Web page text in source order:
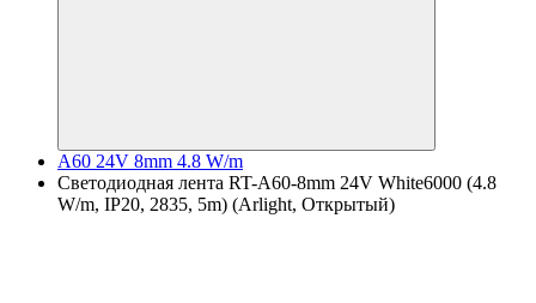
A60 24V 8mm 4.8 W/m
Светодиодная лента RT-A60-8mm 24V White6000 (4.8
W/m, IP20, 2835, 5m) (Arlight, Открытый)